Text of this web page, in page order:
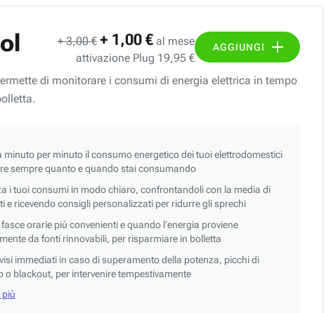
+ 3,00 € + 1,00 € al mese
attivazione Plug 19,95 €
AGGIUNGI
di monitorare i consumi di energia elettrica in tempo
minuto per minuto il consumo energetico dei tuoi elettrodomestici
sempre quanto e quando stai consumando
i tuoi consumi in modo chiaro, confrontandoli con la media di
e ricevendo consigli personalizzati per ridurre gli sprechi
orarie più convenienti e quando l’energia proviene
da fonti rinnovabili, per risparmiare in bolletta
immediati in caso di superamento della potenza, picchi di
o blackout, per intervenire tempestivamente
più